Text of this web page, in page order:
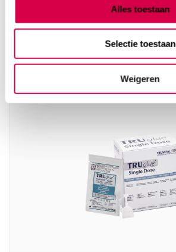
Alles toestaan
Selectie toestaan
Weigeren
10 stuks, transparant, steriel
3 tot 5 werkdagen